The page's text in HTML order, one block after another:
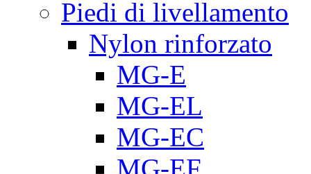
Piedi di livellamento
Nylon rinforzato
MG-E
MG-EL
MG-EC